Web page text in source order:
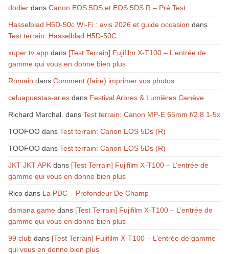
dodierdans Canon EOS 5DS et EOS 5DS R – Pré Test
Hasselblad H5D-50c Wi-Fi : avis 2026 et guide occasion dans
Test terrain: Hasselblad H5D-50C
xuper tv appdans [Test Terrain] Fujifilm X-T100 – L’entrée de
gamme qui vous en donne bien plus
Romain dans Comment (faire) imprimer vos photos
celuapuestas-ar.esdans Festival Arbres & Lumières Genève
Richard Marchal. dans Test terrain: Canon MP-E 65mm f/2.8 1-5x
TOOFOOdans Test terrain: Canon EOS 5Ds (R)
TOOFOOdans Test terrain: Canon EOS 5Ds (R)
JKT JKT APKdans [Test Terrain] Fujifilm X-T100 – L’entrée de
gamme qui vous en donne bien plus
Ricodans La PDC – Profondeur De Champ
damana gamedans [Test Terrain] Fujifilm X-T100 – L’entrée de
gamme qui vous en donne bien plus
99 clubdans [Test Terrain] Fujifilm X-T100 – L’entrée de gamme
qui vous en donne bien plus